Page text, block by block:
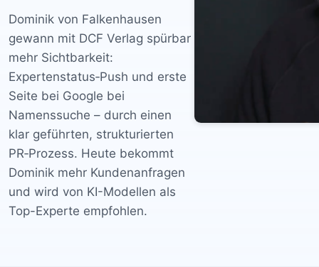
Dominik von Falkenhausen
gewann mit DCF Verlag spürbar
mehr Sichtbarkeit:
Expertenstatus‑Push und erste
Seite bei Google bei
Namenssuche – durch einen
klar geführten, strukturierten
PR‑Prozess. Heute bekommt
Dominik mehr Kundenanfragen
und wird von KI-Modellen als
Top-Experte empfohlen.